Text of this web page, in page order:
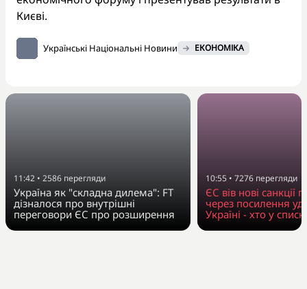
Києві.
Українські Національні Новини ЕКОНОМІКА
11:42 • 2586 перегляди
Україна як "складна дилема": FT
дізналося про внутрішні
переговори ЄС про розширення
10:55 • 7276 перегляди
ЄС вів нові санкції
через посилення
Україні - хто у